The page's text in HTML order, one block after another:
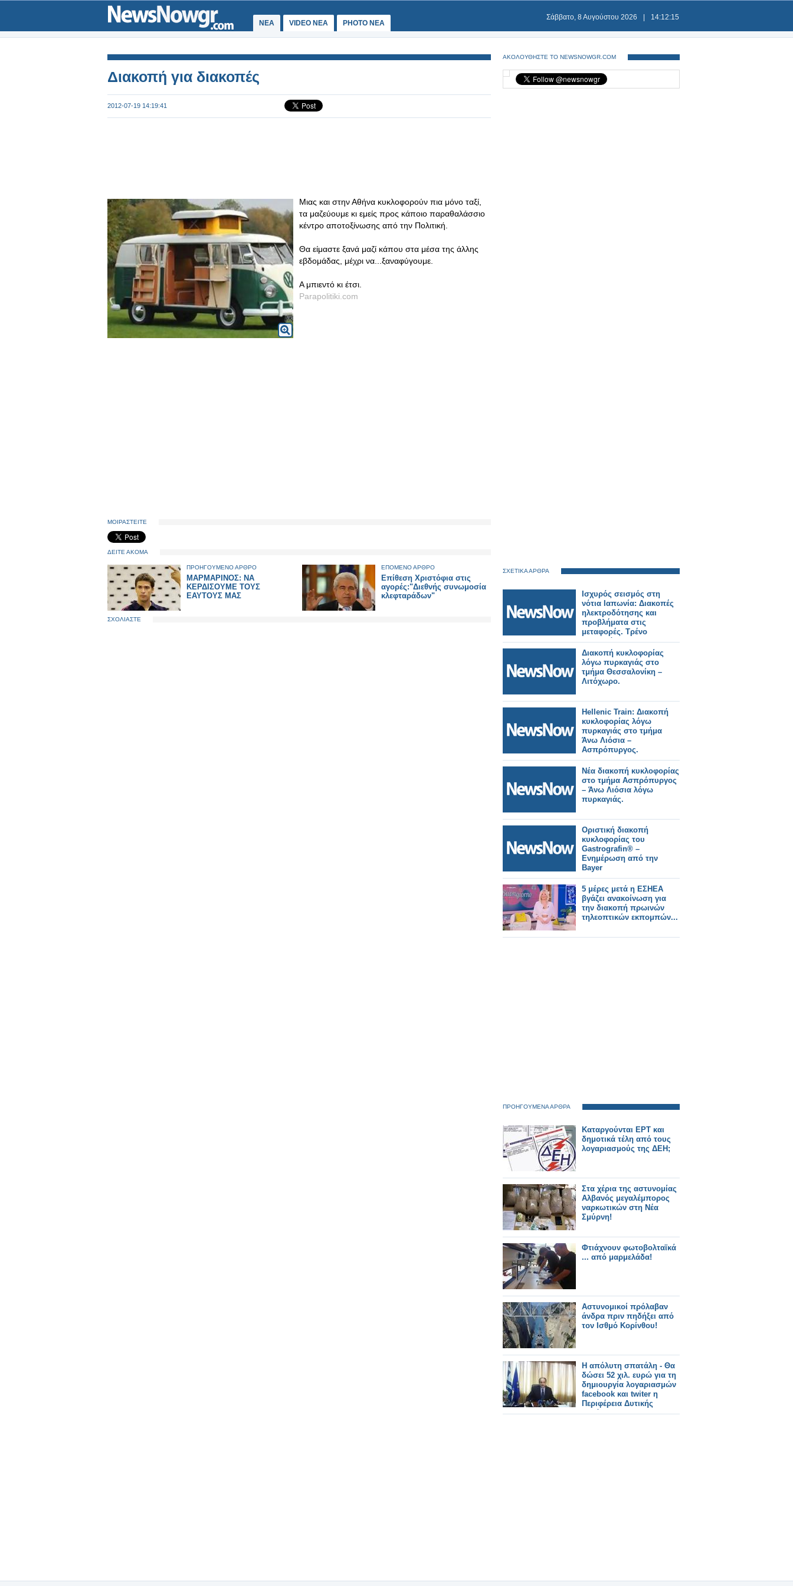
ΝΕΑ VIDEO NEA PHOTO NEA
Σάββατο, 8 Αυγούστου 2026 14:12:15
Διακοπή για διακοπές
2012-07-19 14:19:41
Mιας και στην Αθήνα κυκλοφορούν πια μόνο ταξί,
τα μαζεύουμε κι εμείς προς κάποιο παραθαλάσσιο
κέντρο αποτοξίνωσης από την Πολιτική.
Θα είμαστε ξανά μαζί κάπου στα μέσα της άλλης
εβδομάδας, μέχρι να...ξαναφύγουμε.
Α μπιεντό κι έτσι.
Parapolitiki.com
ΜΟΙΡΑΣΤΕΙΤΕ
ΔΕΙΤΕ ΑΚΟΜΑ
ΠΡΟΗΓΟΥΜΕΝΟ ΑΡΘΡΟ
ΜΑΡΜΑΡΙΝΟΣ: ΝΑ
ΚΕΡΔΙΣΟΥΜΕ ΤΟΥΣ
ΕΑΥΤΟΥΣ ΜΑΣ
ΕΠΟΜΕΝΟ ΑΡΘΡΟ
Επίθεση Χριστόφια στις
αγορές:"Διεθνής συνωμοσία
κλεφταράδων"
ΣΧΟΛΙΑΣΤΕ
ΑΚΟΛΟΥΘΗΣΤΕ ΤΟ NEWSNOWGR.COM
ΣΧΕΤΙΚΑ ΑΡΘΡΑ
Ισχυρός σεισμός στη
νότια Ιαπωνία: Διακοπές
ηλεκτροδότησης και
προβλήματα στις
μεταφορές. Τρένο
εκτροχιάστηκε.
Διακοπή κυκλοφορίας
λόγω πυρκαγιάς στο
τμήμα Θεσσαλονίκη –
Λιτόχωρο.
Hellenic Train: Διακοπή
κυκλοφορίας λόγω
πυρκαγιάς στο τμήμα
Άνω Λιόσια –
Ασπρόπυργος.
Νέα διακοπή κυκλοφορίας
στο τμήμα Ασπρόπυργος
– Άνω Λιόσια λόγω
πυρκαγιάς.
Οριστική διακοπή
κυκλοφορίας του
Gastrografin® –
Ενημέρωση από την
Bayer
5 μέρες μετά η ΕΣΗΕΑ
βγάζει ανακοίνωση για
την διακοπή πρωινών
τηλεοπτικών εκπομπών...
ΠΡΟΗΓΟΥΜΕΝΑ ΑΡΘΡΑ
Καταργούνται ΕΡΤ και
δημοτικά τέλη από τους
λογαριασμούς της ΔΕΗ;
Στα χέρια της αστυνομίας
Αλβανός μεγαλέμπορος
ναρκωτικών στη Νέα
Σμύρνη!
Φτιάχνουν φωτοβολταϊκά
... από μαρμελάδα!
Αστυνομικοί πρόλαβαν
άνδρα πριν πηδήξει από
τον Ισθμό Κορίνθου!
H απόλυτη σπατάλη - Θα
δώσει 52 χιλ. ευρώ για τη
δημιουργία λογαριασμών
facebook και twiter η
Περιφέρεια Δυτικής
Ελλάδας!